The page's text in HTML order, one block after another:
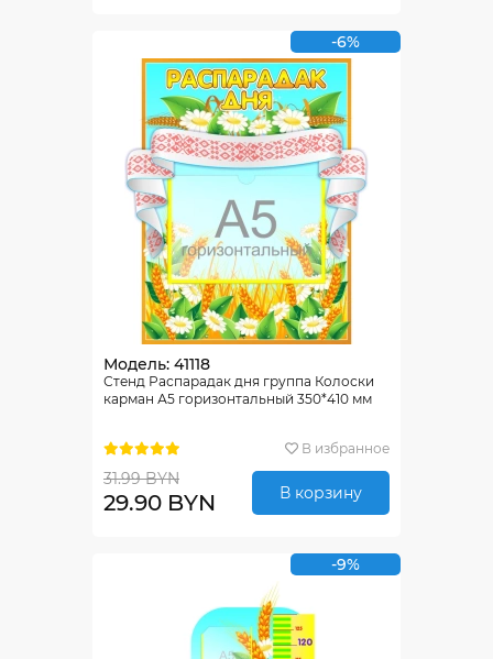
-6%
Модель: 41118
Стенд Распарадак дня группа Колоски
карман А5 горизонтальный 350*410 мм
В избранное
31.99 BYN
29.90 BYN В корзину
-9%